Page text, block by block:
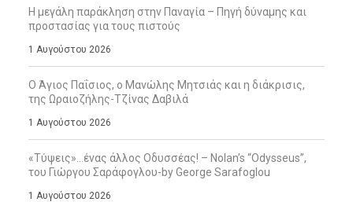
Η μεγάλη παράκληση στην Παναγία – Πηγή δύναμης και
προστασίας για τους πιστούς
1 Αυγούστου 2026
Ο Άγιος Παΐσιος, ο Μανώλης Μητσιάς και η διάκρισις,
της Ωραιοζήλης-Τζίνας Δαβιλά
1 Αυγούστου 2026
«Τύψεις»…ένας άλλος Οδυσσέας! – Nolan’s “Odysseus”,
του Γιώργου Σαράφογλου-by George Sarafoglou
1 Αυγούστου 2026